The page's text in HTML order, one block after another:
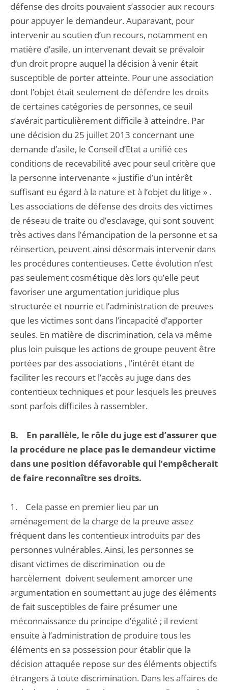
défense des droits pouvaient s’associer aux recours
pour appuyer le demandeur. Auparavant, pour
intervenir au soutien d’un recours, notamment en
matière d’asile, un intervenant devait se prévaloir
d’un droit propre auquel la décision à venir était
susceptible de porter atteinte. Pour une association
dont l’objet était seulement de défendre les droits
de certaines catégories de personnes, ce seuil
s’avérait particulièrement difficile à atteindre. Par
une décision du 25 juillet 2013 concernant une
demande d’asile, le Conseil d’Etat a unifié ces
conditions de recevabilité avec pour seul critère que
la personne intervenante « justifie d’un intérêt
suffisant eu égard à la nature et à l’objet du litige » .
Les associations de défense des droits des victimes
de réseau de traite ou d’esclavage, qui sont souvent
très actives dans l’émancipation de la personne et sa
réinsertion, peuvent ainsi désormais intervenir dans
les procédures contentieuses. Cette évolution n’est
pas seulement cosmétique dès lors qu’elle peut
favoriser une argumentation juridique plus
structurée et nourrie et l’administration de preuves
que les victimes sont dans l’incapacité d’apporter
seules. En matière de discrimination, cela va même
plus loin puisque les actions de groupe peuvent être
portées par des associations , l’intérêt étant de
faciliter les recours et l’accès au juge dans des
contentieux techniques et pour lesquels les preuves
sont parfois difficiles à rassembler.
B. En parallèle, le rôle du juge est d’assurer que
la procédure ne place pas le demandeur victime
dans une position défavorable qui l’empêcherait
de faire reconnaître ses droits.
1. Cela passe en premier lieu par un
aménagement de la charge de la preuve assez
fréquent dans les contentieux introduits par des
personnes vulnérables. Ainsi, les personnes se
disant victimes de discrimination ou de
harcèlement doivent seulement amorcer une
argumentation en soumettant au juge des éléments
de fait susceptibles de faire présumer une
méconnaissance du principe d’égalité ; il revient
ensuite à l’administration de produire tous les
éléments en sa possession pour établir que la
décision attaquée repose sur des éléments objectifs
étrangers à toute discrimination. Dans les affaires de